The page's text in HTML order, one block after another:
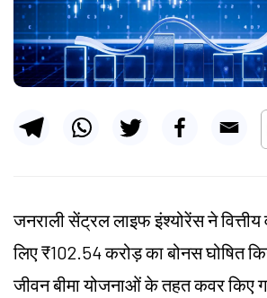
जनराली सेंट्रल लाइफ इंश्योरेंस ने
लिए ₹102.54 करोड़ का बोनस घोषित
जीवन बीमा योजनाओं के तहत कवर किए